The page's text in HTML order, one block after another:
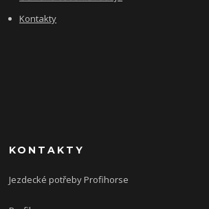
Kontakty
KONTAKTY
Jezdecké potřeby Profihorse